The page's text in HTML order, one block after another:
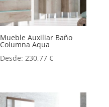
Mueble Auxiliar Baño
Columna Aqua
Desde: 230,77€